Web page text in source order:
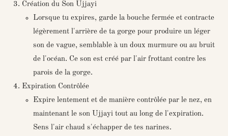
Création du Son Ujjayi
Lorsque tu expires, garde la bouche fermée et contracte
légèrement l'arrière de ta gorge pour produire un léger
son de vague, semblable à un doux murmure ou au bruit
de l'océan. Ce son est créé par l'air frottant contre les
parois de la gorge.
Expiration Contrôlée
Expire lentement et de manière contrôlée par le nez, en
maintenant le son Ujjayi tout au long de l'expiration.
Sens l'air chaud s'échapper de tes narines.